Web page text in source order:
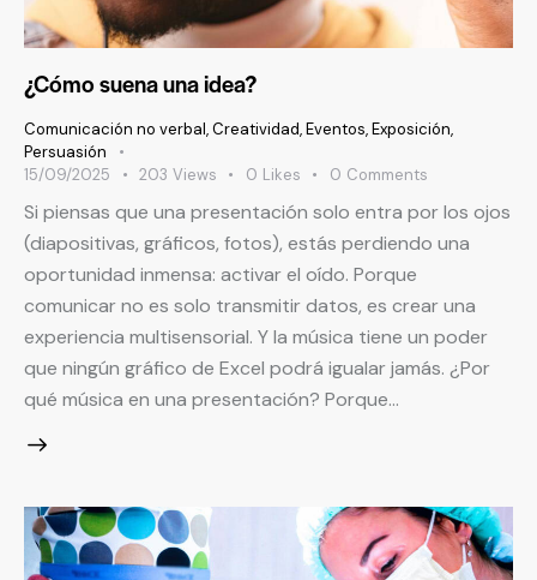
¿Cómo suena una idea?
Comunicación no verbal,Creatividad,Eventos,Exposición,
Persuasión
15/09/2025
203 Views 0 Likes 0 Comments
Si piensas que una presentación solo entra por los ojos
(diapositivas, gráficos, fotos), estás perdiendo una
oportunidad inmensa: activar el oído. Porque
comunicar no es solo transmitir datos, es crear una
experiencia multisensorial. Y la música tiene un poder
que ningún gráfico de Excel podrá igualar jamás. ¿Por
qué música en una presentación? Porque…